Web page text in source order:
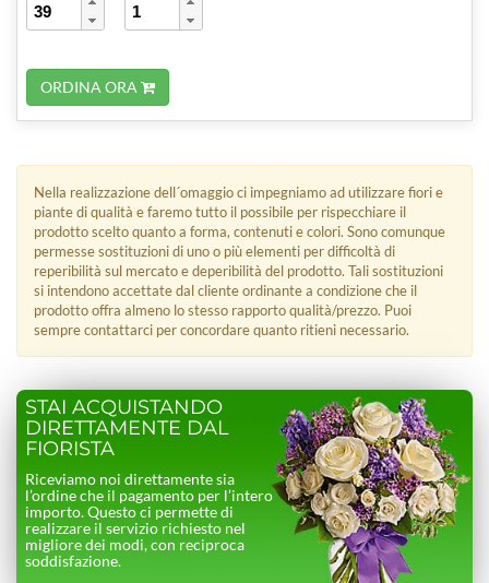
ORDINA ORA
Nella realizzazione dell´omaggio ci impegniamo ad utilizzare fiori e
piante di qualità e faremo tutto il possibile per rispecchiare il
prodotto scelto quanto a forma, contenuti e colori. Sono comunque
permesse sostituzioni di uno o più elementi per difficoltà di
reperibilità sul mercato e deperibilità del prodotto. Tali sostituzioni
si intendono accettate dal cliente ordinante a condizione che il
prodotto offra almeno lo stesso rapporto qualità/prezzo. Puoi
sempre contattarci per concordare quanto ritieni necessario.
STAI ACQUISTANDO
DIRETTAMENTE DAL
FIORISTA
Riceviamo noi direttamente sia
l’ordine che il pagamento per l’intero
importo. Questo ci permette di
realizzare il servizio richiesto nel
migliore dei modi, con reciproca
soddisfazione.